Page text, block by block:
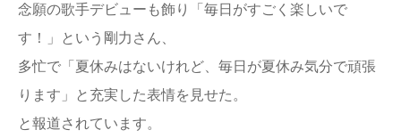
念願の歌手デビューも飾り「毎日がすごく楽しいで
す！」という剛力さん、
多忙で「夏休みはないけれど、毎日が夏休み気分で頑張
ります」と充実した表情を見せた。
と報道されています。